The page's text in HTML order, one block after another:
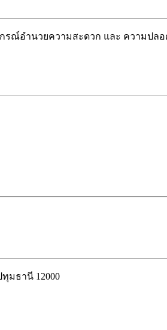
รณ์อำนวยความสะดวก และ ความป
มธานี 12000